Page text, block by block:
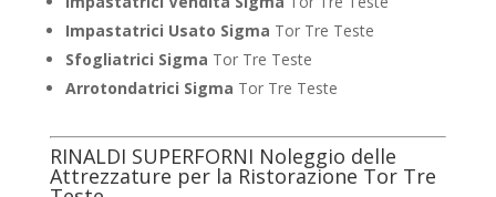
Impastatrici Usato Sigma Tor Tre Teste
Sfogliatrici Sigma Tor Tre Teste
Arrotondatrici Sigma Tor Tre Teste
RINALDI SUPERFORNI Noleggio delle
Attrezzature per la Ristorazione Tor Tre